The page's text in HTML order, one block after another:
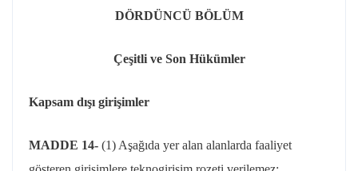
DÖRDÜNCÜ BÖLÜM
Çeşitli ve Son Hükümler
Kapsam dışı girişimler
MADDE 14- (1) Aşağıda yer alan alanlarda faaliyet